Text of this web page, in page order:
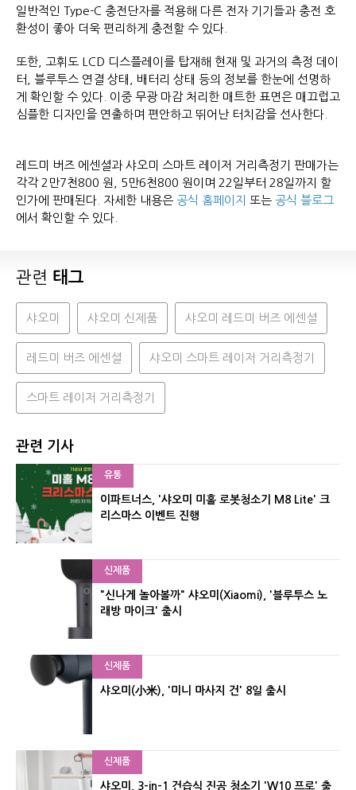
일반적인 Type-C 충전단자를 적용해 다른 전자 기기들과 충전 호
환성이 좋아 더욱 편리하게 충전할 수 있다.
또한, 고휘도 LCD 디스플레이를 탑재해 현재 및 과거의 측정 데이
터, 블루투스 연결 상태, 배터리 상태 등의 정보를 한눈에 선명하
게 확인할 수 있다. 이중 무광 마감 처리한 매트한 표면은 매끄럽고
심플한 디자인을 연출하며 편안하고 뛰어난 터치감을 선사한다.
레드미 버즈 에센셜과 샤오미 스마트 레이저 거리측정기 판매가는
각각 2만7천800 원, 5만6천800 원이며 22일부터 28일까지 할
인가에 판매된다. 자세한 내용은 공식 홈페이지 또는 공식 블로그
에서 확인할 수 있다.
관련 태그
샤오미 샤오미 신제품 샤오미 레드미 버즈 에센셜
레드미 버즈 에센셜 샤오미 스마트 레이저 거리측정기
스마트 레이저 거리측정기
관련 기사
유통
이파트너스, '샤오미 미홀 로봇청소기 M8 Lite' 크
리스마스 이벤트 진행
신제품
"신나게 놀아볼까" 샤오미(Xiaomi), '블루투스 노
래방 마이크' 출시
신제품
샤오미(小米), '미니 마사지 건' 8일 출시
신제품
샤오미, 3-in-1 건습식 진공 청소기 'W10 프로' 출